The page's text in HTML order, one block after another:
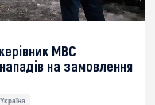
МВС
на замовлення